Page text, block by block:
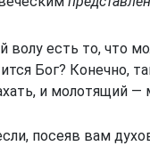
волу есть то, что
Бог? Конечно,
и молотящий
посеяв вам